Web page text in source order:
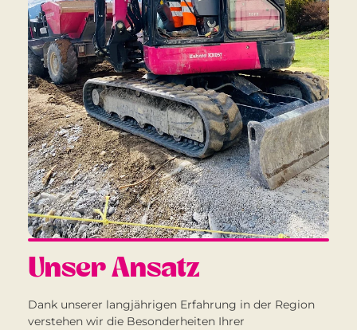
Unser Ansatz
Dank unserer langjährigen Erfahrung in der Region
verstehen wir die Besonderheiten Ihrer